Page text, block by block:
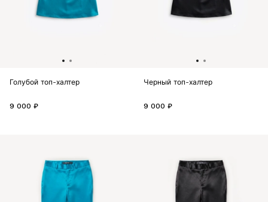
Голубой топ-халтер
9 000 ₽
Черный топ-халтер
9 000 ₽